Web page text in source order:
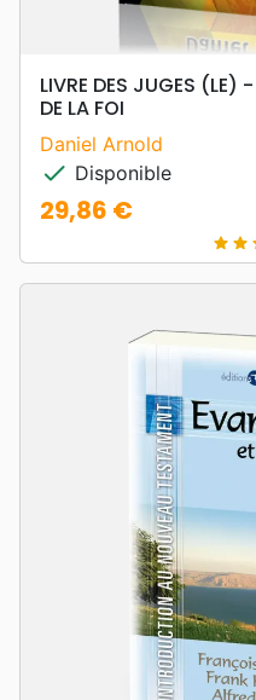
LIVRE DES JUGES (LE)
DE LA FOI
Daniel Arnold
check Disponible
Prix
29,86 €
star star